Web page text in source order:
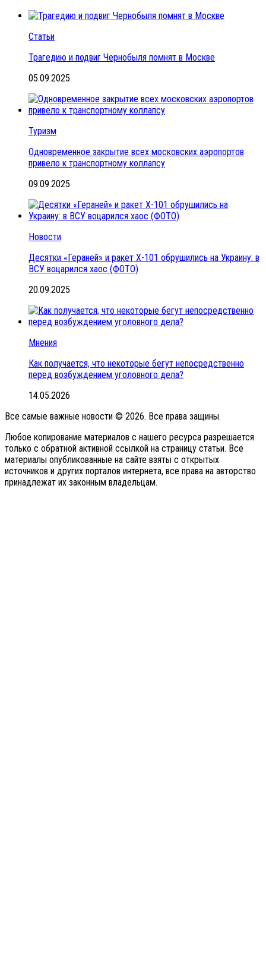
Статьи
Трагедию и подвиг Чернобыля помнят в Москве
05.09.2025
Туризм
Одновременное закрытие всех московских аэропортов
привело к транспортному коллапсу
09.09.2025
Новости
Десятки «Гераней» и ракет Х-101 обрушились на Украину: в
ВСУ воцарился хаос (ФОТО)
20.09.2025
Мнения
Как получается, что некоторые бегут непосредственно
перед возбуждением уголовного дела?
14.05.2026
Все самые важные новости © 2026. Все права защины.
Любое копирование материалов с нашего ресурса разрешается
только с обратной активной ссылкой на страницу статьи. Все
материалы опубликованные на сайте взяты с открытых
источников и других порталов интернета, все права на авторство
принадлежат их законным владельцам.